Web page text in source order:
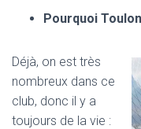
Pourquoi
Déjà, on est très
nombreux dans ce
club, donc il y a
toujours de la vie :